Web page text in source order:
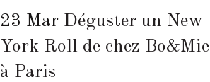
23 Mar Déguster un New
York Roll de chez Bo&Mie
à Paris